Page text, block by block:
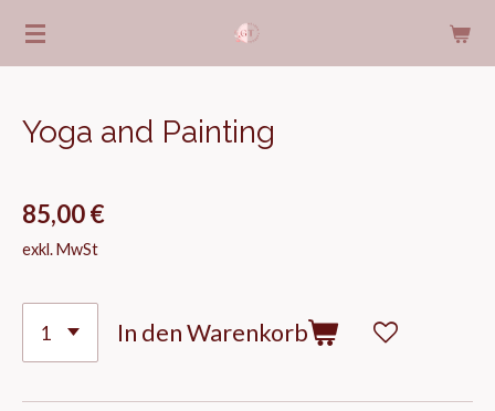
Zum
Hauptinhalt
Yoga and Painting
85,00 €
exkl. MwSt
In den Warenkorb